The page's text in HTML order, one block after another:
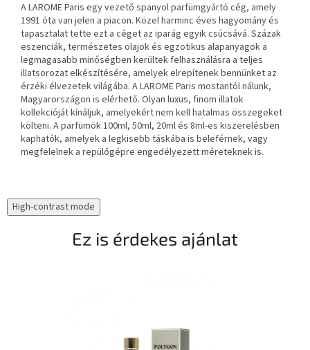
A LAROME Paris egy vezető spanyol parfümgyártó cég, amely
1991 óta van jelen a piacon. Közel harminc éves hagyomány és
tapasztalat tette ezt a céget az iparág egyik csúcsává. Százak
eszenciák, természetes olajok és egzotikus alapanyagok a
legmagasabb minőségben kerültek felhasználásra a teljes
illatsorozat elkészítésére, amelyek elrepítenek bennünket az
érzéki élvezetek világába. A LAROME Paris mostantól nálunk,
Magyarországon is elérhető. Olyan luxus, finom illatok
kollekcióját kínáljuk, amelyekért nem kell hatalmas összegeket
költeni. A parfümök 100ml, 50ml, 20ml és 8ml-es kiszerelésben
kaphatók, amelyek a legkisebb táskába is beleférnek, vagy
megfelelnek a repülőgépre engedélyezett méreteknek is.
High-contrast mode
Ez is érdekes ajánlat